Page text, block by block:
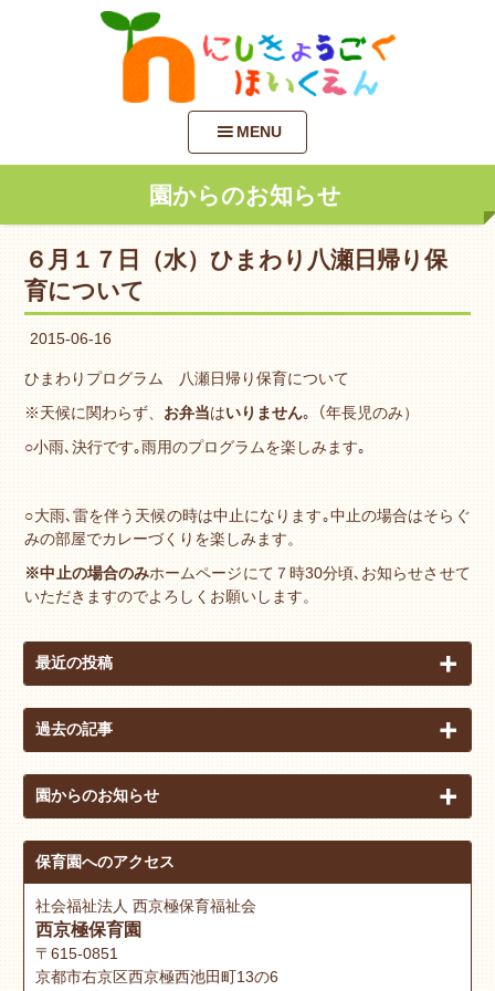
MENU
園からのお知らせ
６月１７日（水）ひまわり八瀬日帰り保
育について
2015-06-16
ひまわりプログラム 八瀬日帰り保育について
※天候に関わらず、 お弁当はいりません｡（年長児のみ）
○小雨､決行です｡雨用のプログラムを楽しみます｡
○大雨､雷を伴う天候の時は中止になります｡中止の場合はそらぐ
みの部屋でカレーづくりを楽しみます。
※中止の場合のみホームページにて７時30分頃､お知らせさせて
いただきますのでよろしくお願いします。
最近の投稿
過去の記事
園からのお知らせ
保育園へのアクセス
社会福祉法人 西京極保育福祉会
西京極保育園
〒615-0851
京都市右京区西京極西池田町13の6